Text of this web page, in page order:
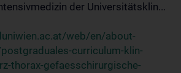
der Universitätsklin...
web/en/about-
curriculum-klin-
thorax-gefaesschirurgische-